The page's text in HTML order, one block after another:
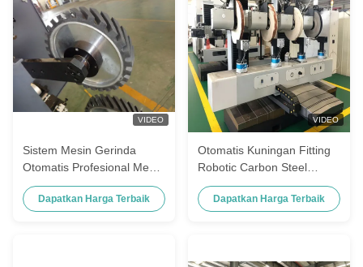
VIDEO
Sistem Mesin Gerinda
Otomatis Profesional Mesin
Poles Lengan Robot 6
SumbuDapatkan Harga Terbaik
VIDEO
Otomatis Kuningan Fitting
Robotic Carbon Steel
Polishing Solution Stainless
Steel Door Handle Buffing
Dapatkan Harga Terbaik